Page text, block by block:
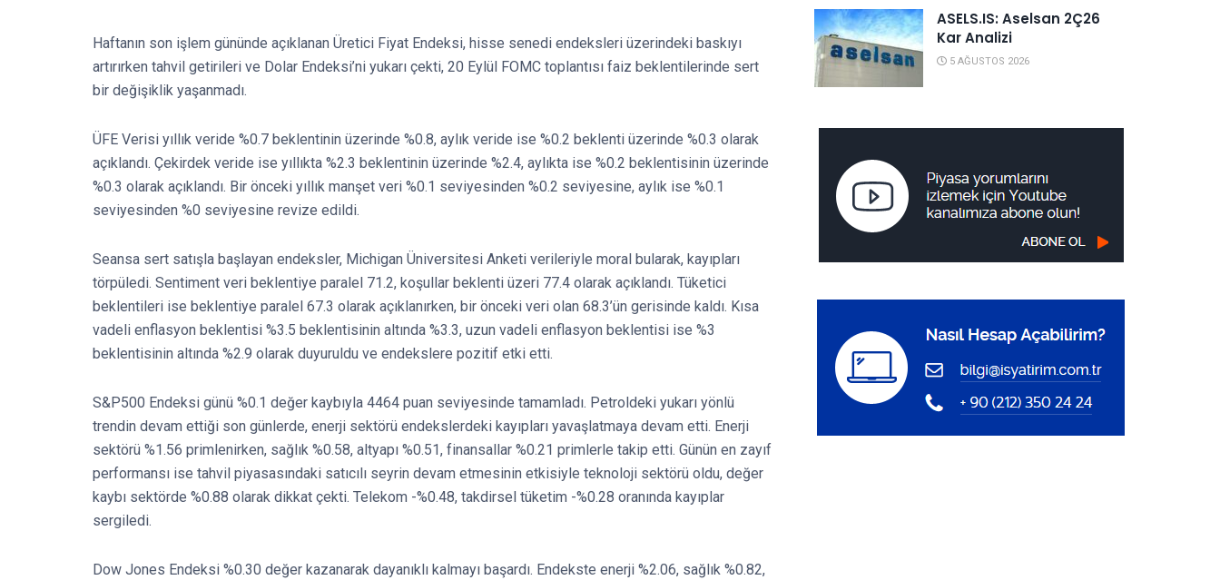
Haftanın son işlem gününde açıklanan Üretici Fiyat Endeksi, hisse senedi endeksleri üzerindeki baskıyı
artırırken tahvil getirileri ve Dolar Endeksi’ni yukarı çekti, 20 Eylül FOMC toplantısı faiz beklentilerinde sert
bir değişiklik yaşanmadı.
ÜFE Verisi yıllık veride %0.7 beklentinin üzerinde %0.8, aylık veride ise %0.2 beklenti üzerinde %0.3 olarak
açıklandı. Çekirdek veride ise yıllıkta %2.3 beklentinin üzerinde %2.4, aylıkta ise %0.2 beklentisinin üzerinde
%0.3 olarak açıklandı. Bir önceki yıllık manşet veri %0.1 seviyesinden %0.2 seviyesine, aylık ise %0.1
seviyesinden %0 seviyesine revize edildi.
Seansa sert satışla başlayan endeksler, Michigan Üniversitesi Anketi verileriyle moral bularak, kayıpları
törpüledi. Sentiment veri beklentiye paralel 71.2, koşullar beklenti üzeri 77.4 olarak açıklandı. Tüketici
beklentileri ise beklentiye paralel 67.3 olarak açıklanırken, bir önceki veri olan 68.3’ün gerisinde kaldı. Kısa
vadeli enflasyon beklentisi %3.5 beklentisinin altında %3.3, uzun vadeli enflasyon beklentisi ise %3
beklentisinin altında %2.9 olarak duyuruldu ve endekslere pozitif etki etti.
S&P500 Endeksi günü %0.1 değer kaybıyla 4464 puan seviyesinde tamamladı. Petroldeki yukarı yönlü
trendin devam ettiği son günlerde, enerji sektörü endekslerdeki kayıpları yavaşlatmaya devam etti. Enerji
sektörü %1.56 primlenirken, sağlık %0.58, altyapı %0.51, finansallar %0.21 primlerle takip etti. Günün en zayıf
performansı ise tahvil piyasasındaki satıcılı seyrin devam etmesinin etkisiyle teknoloji sektörü oldu, değer
kaybı sektörde %0.88 olarak dikkat çekti. Telekom -%0.48, takdirsel tüketim -%0.28 oranında kayıplar
sergiledi.
Dow Jones Endeksi %0.30 değer kazanarak dayanıklı kalmayı başardı. Endekste enerji %2.06, sağlık %0.82,
ASELS.IS: Aselsan 2Ç26
Kar Analizi
5 AĞUSTOS 2026